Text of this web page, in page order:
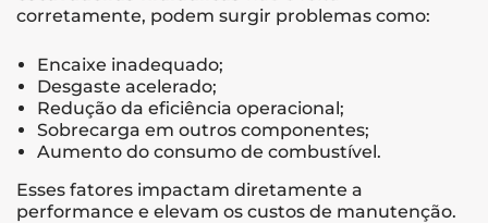
corretamente, podem surgir problemas como:
Encaixe inadequado;
Desgaste acelerado;
Redução da eficiência operacional;
Sobrecarga em outros componentes;
Aumento do consumo de combustível.
Esses fatores impactam diretamente a
performance e elevam os custos de manutenção.